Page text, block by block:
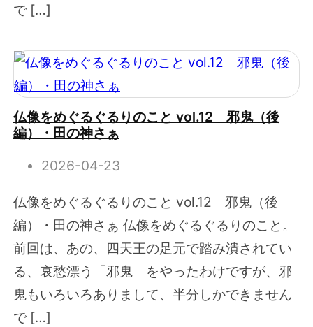
で […]
仏像をめぐるぐるりのこと vol.12 邪鬼（後
編）・田の神さぁ
2026-04-23
仏像をめぐるぐるりのこと vol.12 邪鬼（後
編）・田の神さぁ 仏像をめぐるぐるりのこと。
前回は、あの、四天王の足元で踏み潰されてい
る、哀愁漂う「邪鬼」をやったわけですが、邪
鬼もいろいろありまして、半分しかできません
で […]